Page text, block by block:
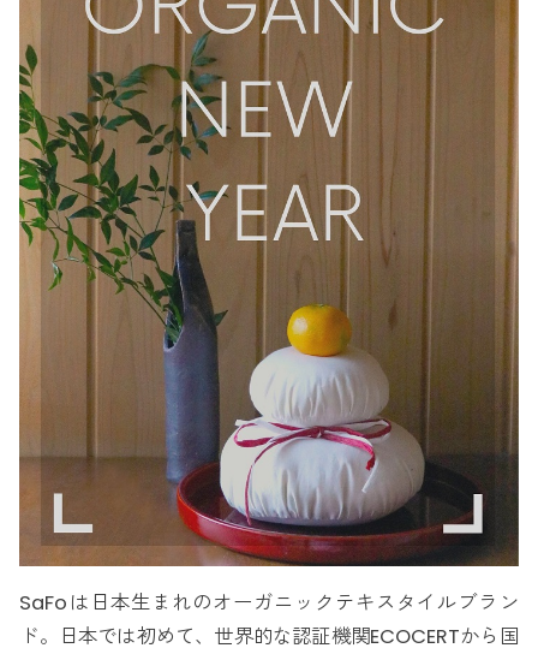
SaFoは日本生まれのオーガニックテキスタイルブラン
ド。日本では初めて、世界的な認証機関ECOCERTから国